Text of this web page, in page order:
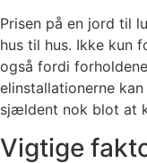
Prisen på en jord til
hus til hus. Ikke kun
også fordi
elinstallationerne
sjældent nok blot at
Vigtige